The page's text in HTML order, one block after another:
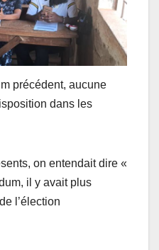
précédent, aucune
dans les
on entendait dire «
il y avait plus
l’élection